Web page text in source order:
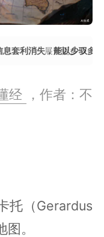
套利消失，能以少驭多
展开更多
经
，作者：不
托（Gerardus
。